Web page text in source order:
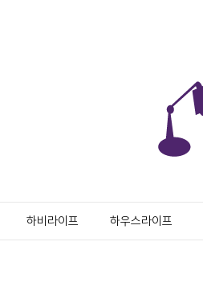
하비라이프 하우스라이프